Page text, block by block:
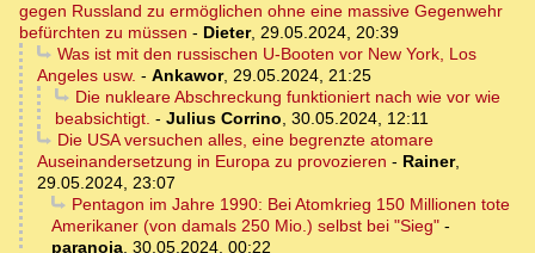
gegen Russland zu ermöglichen ohne eine massive Gegenwehr
befürchten zu müssen - Dieter, 29.05.2024, 20:39
Was ist mit den russischen U-Booten vor New York, Los
Angeles usw. - Ankawor, 29.05.2024, 21:25
Die nukleare Abschreckung funktioniert nach wie vor wie
beabsichtigt. - Julius Corrino, 30.05.2024, 12:11
Die USA versuchen alles, eine begrenzte atomare
Auseinandersetzung in Europa zu provozieren - Rainer,
29.05.2024, 23:07
Pentagon im Jahre 1990: Bei Atomkrieg 150 Millionen tote
Amerikaner (von damals 250 Mio.) selbst bei "Sieg" -
paranoia, 30.05.2024, 00:22